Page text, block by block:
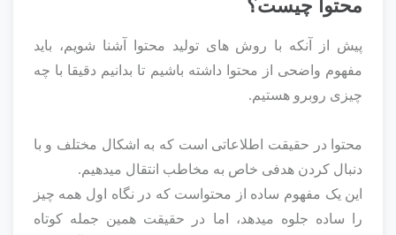
محتوا چیست؟
پیش از آنکه با روش های تولید محتوا آشنا شویم، باید
مفهوم واضحی از محتوا داشته باشیم تا بدانیم دقیقا با چه
چیزی روبرو هستیم.
محتوا در حقیقت اطلاعاتی است که به اشکال مختلف و با
دنبال کردن هدفی خاص به مخاطب انتقال میدهیم.
این یک مفهوم ساده از محتواست که در نگاه اول همه چیز
را ساده جلوه میدهد، اما در حقیقت همین جمله کوتاه